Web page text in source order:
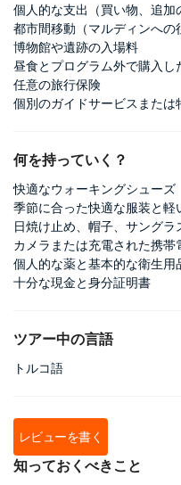
個人的な支出（買い物、追加
都市間移動（マルディンへの
博物館や遺跡の入場料
昼食とプログラム外で購入し
任意の旅行保険
個別のガイドサービスまたは
何を持っていく？
快適なウォーキングシューズ
季節に合った快適な服装と軽
日焼け止め、帽子、サングラ
カメラまたは充電された携帯
個人的な薬と基本的な衛生用
十分な現金と身分証明書
ツアー中の言語
トルコ語
レビューを書く
知っておくべきこと